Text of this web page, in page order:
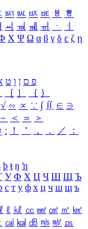
ㅴ ㅵ ㅶ ㅷ ㅸ
ㅹ
ㆉ ㆊ ㆋ ㆌ ㆍ
ㆎ
Χ Ψ Ω α β γ δ ε ζ η
פ ם ן ו ט
［ ］ ｛ ｝
√ ∽ ∝ ∵ ∫ ∬ ∈ ∋
－ ＜ ＝
＞
ː ！ ＇ ， ． ／
：
þ ŧ ŋ ŉ
У Ф Х Ц Ч Ш Щ Ъ
с т у ф х ц ч ш щ ъ
ℓ ㎘ ㏄ ㎣ ㎤ ㎥ ㎦
㎈ ㎉ ㏈ ㎧ ㎨ ㎰